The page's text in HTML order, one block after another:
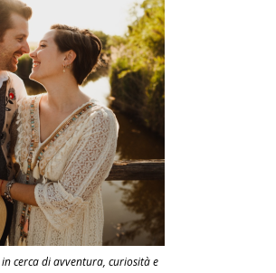
cerca di avventura, curiosità e